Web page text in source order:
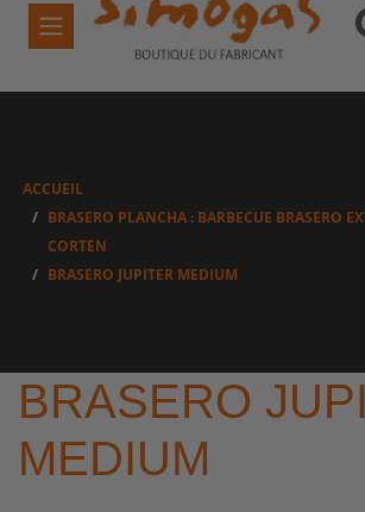
ACCUEIL
BRASERO PLANCHA : BARBECUE BRASERO
CORTEN
BRASERO JUPITER MEDIUM
BRASERO
MEDIUM